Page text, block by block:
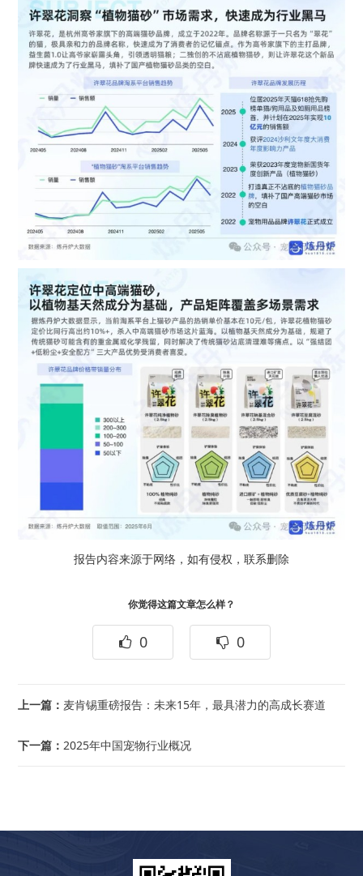
报告内容来源于网络，如有侵权，联系删除
你觉得这篇文章怎么样？
0 0
上一篇： 麦肯锡重磅报告：未来15年，最具潜力的高成长赛道
下一篇：2025年中国宠物行业概况